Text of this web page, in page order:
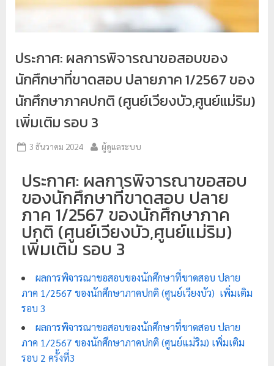
ว
ล
ผ
วิ
ท
ย
า
ย
ร
ช
ภั
ประกาศ: ผลการพิจารณาขอสอบของ
นักศึกษาที่ขาดสอบ ปลายภาค 1/2567 ของ
นักศึกษาภาคปกติ (ศูนย์เวียงบัว,ศูนย์แม่ริม)
เพิ่มเติม รอบ 3
3 ธันวาคม 2024 ผู้ดูแลระบบ
ประกาศ: ผลการพิจารณาขอสอบ
ของนักศึกษาที่ขาดสอบ ปลาย
ภาค 1/2567 ของนักศึกษาภาค
ปกติ (ศูนย์เวียงบัว,ศูนย์แม่ริม)
เพิ่มเติม รอบ 3
ผลการพิจารณาขอสอบของนักศึกษาที่ขาดสอบ ปลาย
ภาค 1/2567 ของนักศึกษาภาคปกติ (ศูนย์เวียงบัว) เพิ่มเติม
รอบ 3
ผลการพิจารณาขอสอบของนักศึกษาที่ขาดสอบ ปลาย
ภาค 1/2567 ของนักศึกษาภาคปกติ (ศูนย์แม่ริม) เพิ่มเติม
รอบ 2 ครั้งที่3